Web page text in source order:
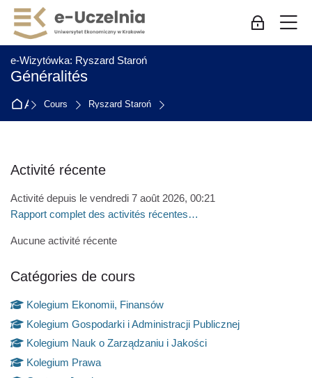
Skip to navigation
Skip to login form
Passer au contenu principal
Skip to accessibility options
Skip to footer
Skip accessibility options
Connexion
e-Wizytówka: Ryszard Staroń
Généralités
Accueil
Cours Ryszard Staroń
Blocs
Passer Activité récente
Activité récente
Activité depuis le vendredi 7 août 2026, 00:21
Rapport complet des activités récentes…
Aucune activité récente
Passer Catégories de cours
Catégories de cours
Kolegium Ekonomii, Finansów
Kolegium Gospodarki i Administracji Publicznej
Kolegium Nauk o Zarządzaniu i Jakości
Kolegium Prawa